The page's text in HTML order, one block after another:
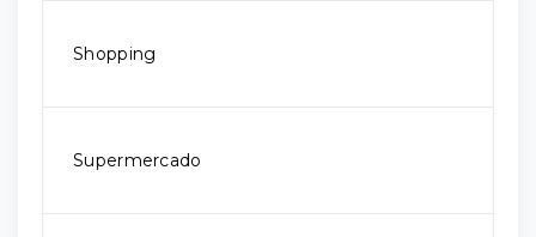
Shopping
Supermercado